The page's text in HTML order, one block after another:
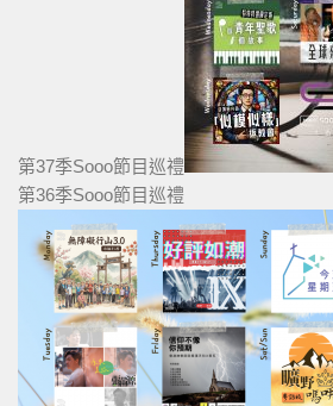
第37季Sooo節目巡禮
第36季Sooo節目巡禮